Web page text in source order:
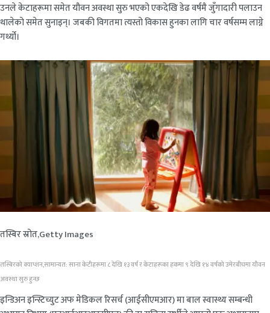
उनले केटाहरूमा समेत यौवन अवस्था सुरु भएको एकदेखि डेढ वर्षमै जुँगादारी पलाउन
थालेको समेत सुनाइन्। जबकी विगतमा त्यस्तो विकास हुनका लागि चार वर्षसम्म लाग्ने
गर्थ्यो।
तस्बिर स्रोत,Getty Images
तस्बिरको क्याप्शन,सामान्यत: साना केटीहरूमा ८ देखि १३ वर्ष र केटाहरूका हकमा ९ देखि १४ वर्षको उमेरबीचमा यौवन
अवस्था सुरु हुन्छ
इन्डिअन इन्स्टिच्युट अफ मेडिकल रिसर्च (आईसीएमआर) मा बाल स्वास्थ्य सम्बन्धी